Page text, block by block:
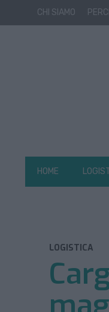
CHI SIAMO
HOME
LOGISTICA